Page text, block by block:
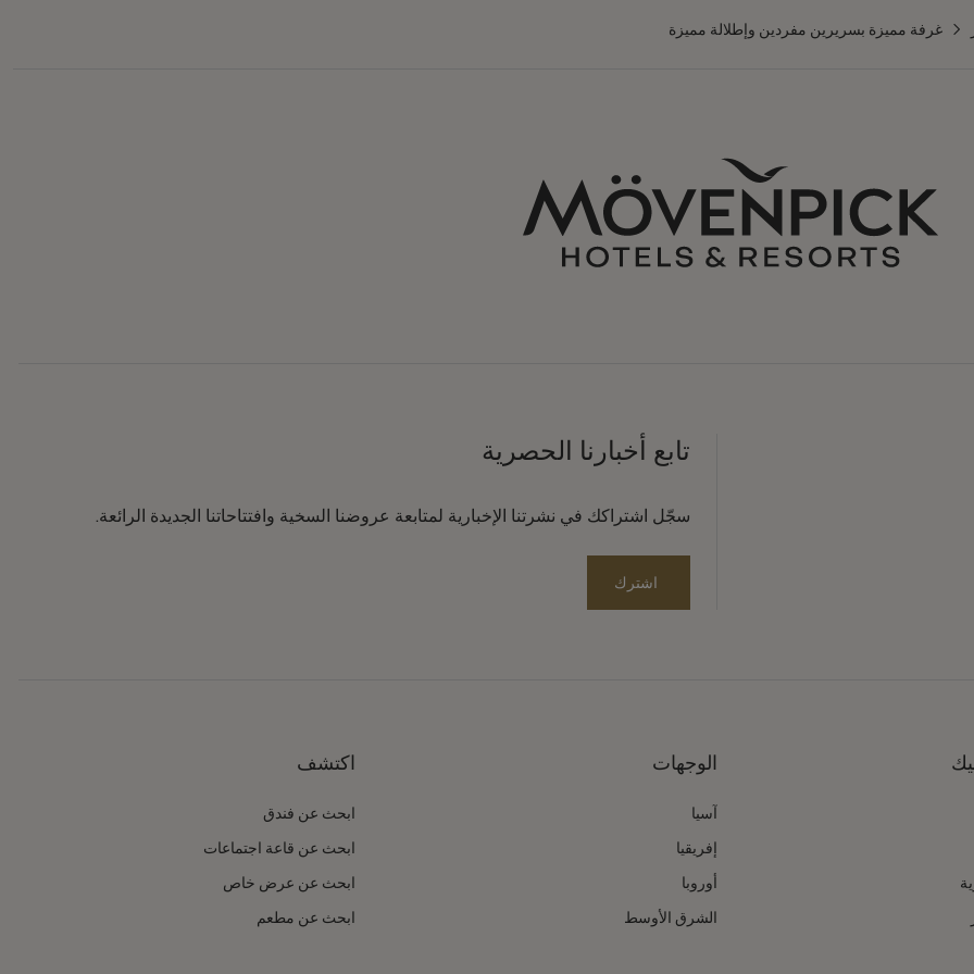
غرفة مميزة بسريرين مفردين وإطلالة مميزة
تابع أخبارنا الحصرية
سجّل اشتراكك في نشرتنا الإخبارية لمتابعة عروضنا السخية وافتتاحاتنا الجديدة الرائعة.
اشترك
اكتشف
ابحث عن فندق
ابحث عن قاعة اجتماعات
ابحث عن عرض خاص
ابحث عن مطعم
الوجهات
آسيا
إفريقيا
أوروبا
الشرق الأوسط